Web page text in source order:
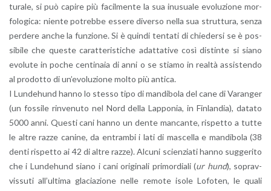
tu­ra­le, si può ca­pi­re più fa­cil­men­te la sua inu­sua­le evo­lu­zio­ne mor­
fo­lo­gi­ca: nien­te po­treb­be es­se­re di­ver­so nella sua strut­tu­ra, senza
per­de­re anche la fun­zio­ne. Si è quin­di ten­ta­ti di chie­der­si se è pos­
si­bi­le che que­ste ca­rat­te­ri­sti­che adat­ta­ti­ve così di­stin­te si siano
evo­lu­te in poche cen­ti­na­ia di anni o se stia­mo in real­tà as­si­sten­do
al pro­dot­to di un’e­vo­lu­zio­ne molto più an­ti­ca.
I Lun­de­hund hanno lo stes­so tipo di man­di­bo­la del cane di Va­ran­ger
(un fos­si­le rin­ve­nu­to nel Nord della Lap­po­nia, in Fin­lan­dia), da­ta­to
5000 anni. Que­sti cani hanno un dente man­can­te, ri­spet­to a tutte
le altre razze ca­ni­ne, da en­tram­bi i lati di ma­scel­la e man­di­bo­la (38
denti ri­spet­to ai 42 di altre razze). Al­cu­ni scien­zia­ti hanno sug­ge­ri­to
che i Lun­de­hund siano i cani ori­gi­na­li pri­mor­dia­li (ur hund), so­prav­
vis­su­ti al­l’ul­ti­ma gla­cia­zio­ne nelle re­mo­te isole Lo­fo­ten, le quali